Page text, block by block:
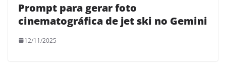
Prompt para gerar foto
cinematográfica de jet ski no Gemini
12/11/2025